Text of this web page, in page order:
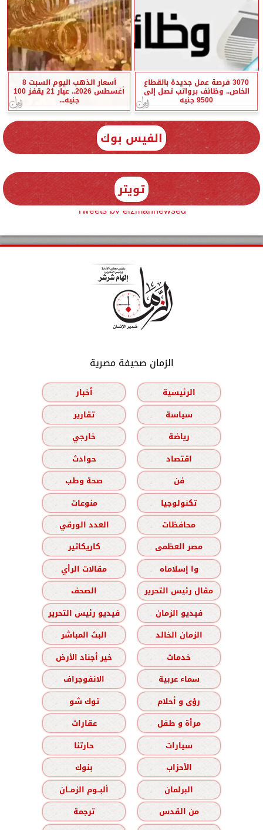
3070 فرصة عمل جديدة بالقطاع
الخاص.. وظائف برواتب تصل إلى
9500 جنيه
أسعار الذهب اليوم السبت 8
أغسطس 2026.. عيار 21 يقفز 100
جنيه...
الفيس بوك
تويتر
Tweets by elzmannewseg
الزمان صحيفة مصرية
الرئيسية
أخبار
سياسة
تقارير
رياضة
خارجي
اقتصاد
حوادث
فن
صحة وطب
تكنولوجيا
منوعات
محافظات
العدد الورقي
مصر العظمى
كاريكاتير
وا إسلاماه
مقالات الرأي
مقال رئيس التحرير
الصحف
فيديو الزمان
فيديو رئيس التحرير
الزمان الخالد
البث المباشر
خدمات
خير أجناد الأرض
سماء عربية
الانفوجراف
رؤى و أحلام
توك شو
مرأة و طفل
عقارات
سيارات
حارتنا
الأحزاب
بنوك
البرلمان
ألبــوم الزمــان
من القدس
ترجمة